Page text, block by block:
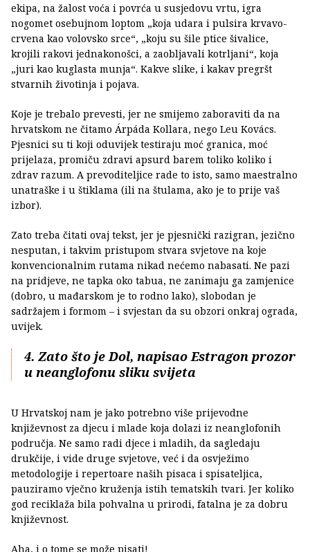
ekipa, na žalost voća i povrća u susjedovu vrtu, igra
nogomet osebujnom loptom „koja udara i pulsira krvavo-
crvena kao volovsko srce“, „koju su šile ptice šivalice,
krojili rakovi jednakonošci, a zaobljavali kotrljani“, koja
„juri kao kuglasta munja“. Kakve slike, i kakav pregršt
stvarnih životinja i pojava.
Koje je trebalo prevesti, jer ne smijemo zaboraviti da na
hrvatskom ne čitamo Árpáda Kollara, nego Leu Kovács.
Pjesnici su ti koji oduvijek testiraju moć granica, moć
prijelaza, promiču zdravi apsurd barem toliko koliko i
zdrav razum. A prevoditeljice rade to isto, samo maestralno
unatraške i u štiklama (ili na štulama, ako je to prije vaš
izbor).
Zato treba čitati ovaj tekst, jer je pjesnički razigran, jezično
nesputan, i takvim pristupom stvara svjetove na koje
konvencionalnim rutama nikad nećemo nabasati. Ne pazi
na pridjeve, ne tapka oko tabua, ne zanimaju ga zamjenice
(dobro, u mađarskom je to rodno lako), slobodan je
sadržajem i formom – i svjestan da su obzori onkraj ograda,
uvijek.
4. Zato što je Dol, napisao Estragon prozor
u neanglofonu sliku svijeta
U Hrvatskoj nam je jako potrebno više prijevodne
književnost za djecu i mlade koja dolazi iz neanglofonih
područja. Ne samo radi djece i mladih, da sagledaju
drukčije, i vide druge svjetove, već i da osvježimo
metodologije i repertoare naših pisaca i spisateljica,
pauziramo vječno kruženja istih tematskih tvari. Jer koliko
god reciklaža bila pohvalna u prirodi, fatalna je za dobru
književnost.
Aha, i o tome se može pisati!